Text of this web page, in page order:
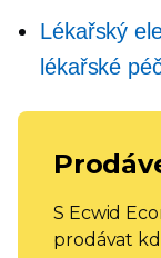
Lékařský
lékařské
S Ecwid
prodávat